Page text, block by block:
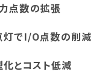
点数の拡張
灯でI/O点数の削減
とコスト低減